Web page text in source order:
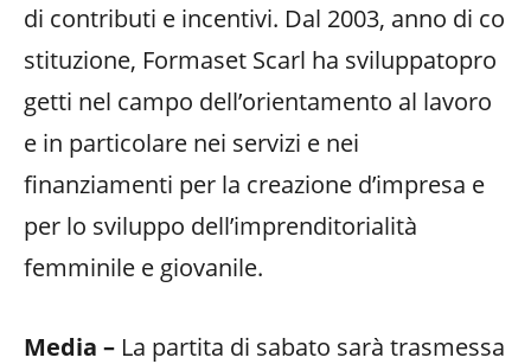
di contributi e incentivi. Dal 2003, anno di co
stituzione, Formaset Scarl ha sviluppatopro
getti nel campo dell’orientamento al lavoro
e in particolare nei servizi e nei
finanziamenti per la creazione d’impresa e
per lo sviluppo dell’imprenditorialità
femminile e giovanile.
Media – La partita di sabato sarà trasmessa